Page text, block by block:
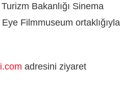
Bakanlığı Sinema
Filmmuseum ortaklığıyla
adresini ziyaret